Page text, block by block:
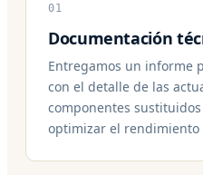
01
Documentación
Entregamos un informe
con el detalle de las
componentes
optimizar el rendimiento